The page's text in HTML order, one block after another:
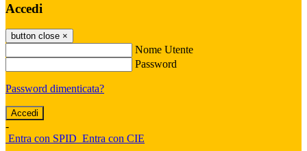
Accedi
button close ×
Nome Utente
Password
Password dimenticata?
-
Entra con SPID Entra con CIE